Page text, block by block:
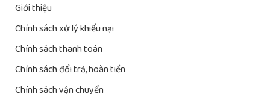
Giới thiệu
Chính sách xử lý khiếu nại
Chính sách thanh toán
Chính sách đổi trả, hoàn tiền
Chính sách vận chuyển